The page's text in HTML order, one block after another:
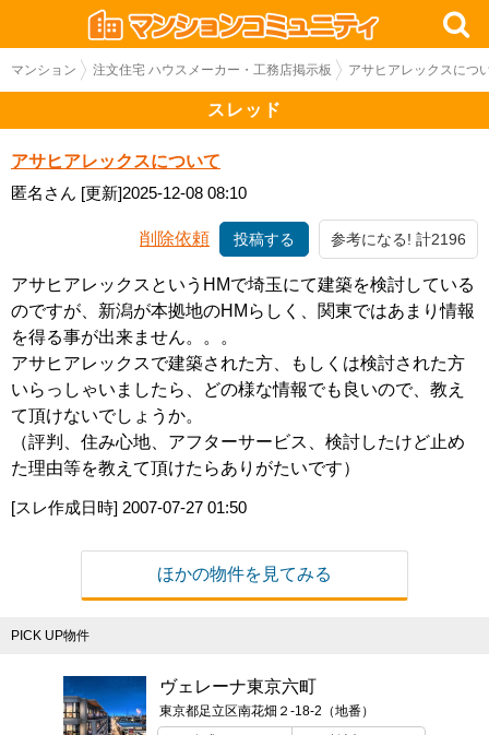
マンション 注文住宅 ハウスメーカー・工務店掲示板 アサヒアレックスにつ
スレッド
アサヒアレックスについて
匿名さん [更新]2025-12-08 08:10
削除依頼 投稿する 参考になる! 計2196
アサヒアレックスというHMで埼玉にて建築を検討している
のですが、新潟が本拠地のHMらしく、関東ではあまり情報
を得る事が出来ません。。。
アサヒアレックスで建築された方、もしくは検討された方
いらっしゃいましたら、どの様な情報でも良いので、教え
て頂けないでしょうか。
（評判、住み心地、アフターサービス、検討したけど止め
た理由等を教えて頂けたらありがたいです）
[スレ作成日時] 2007-07-27 01:50
ほかの物件を見てみる
PICK UP物件
ヴェレーナ東京六町
東京都足立区南花畑２-18-2（地番）